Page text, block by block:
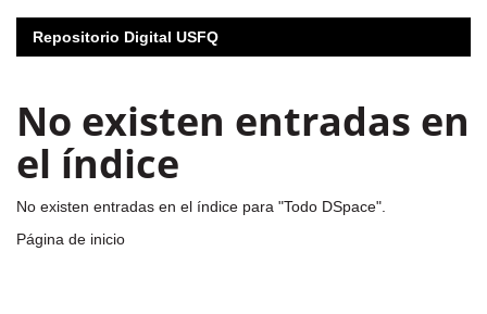
Repositorio Digital USFQ
No existen entradas en
el índice
No existen entradas en el índice para "Todo DSpace".
Página de inicio